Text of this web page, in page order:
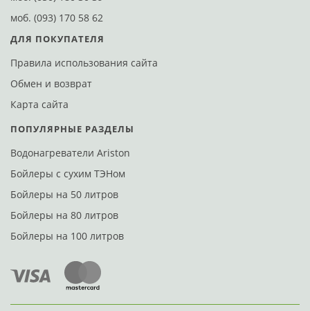
моб. (093) 170 58 62
ДЛЯ ПОКУПАТЕЛЯ
Правила использования сайта
Обмен и возврат
Карта сайта
ПОПУЛЯРНЫЕ РАЗДЕЛЫ
Водонагреватели Ariston
Бойлеры с сухим ТЭНом
Бойлеры на 50 литров
Бойлеры на 80 литров
Бойлеры на 100 литров